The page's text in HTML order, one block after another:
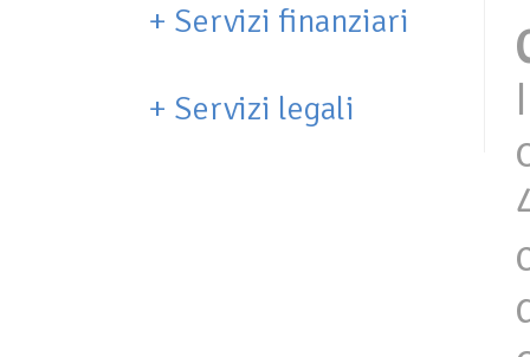
+ Servizi finanziari
+ Servizi legali